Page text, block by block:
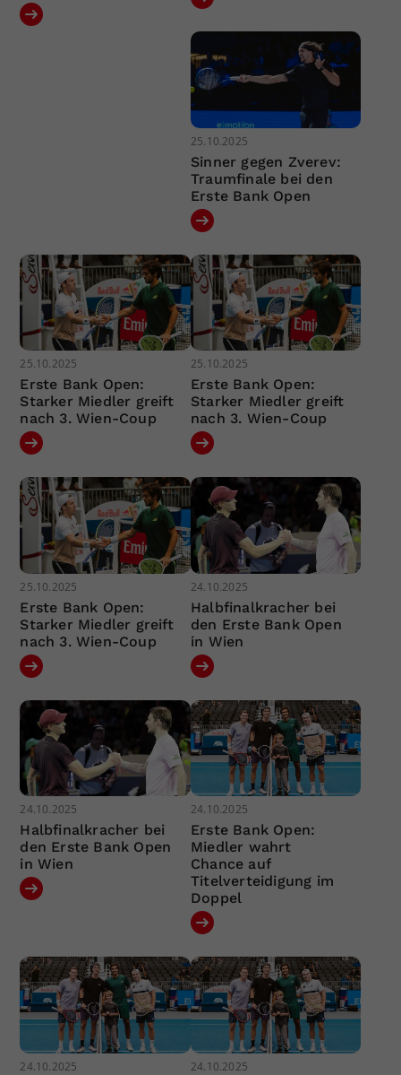
25.10.2025
Sinner gegen Zverev:
Traumfinale bei den
Erste Bank Open
25.10.2025
Erste Bank Open:
Starker Miedler greift
nach 3. Wien-Coup
25.10.2025
Erste Bank Open:
Starker Miedler greift
nach 3. Wien-Coup
25.10.2025
Erste Bank Open:
Starker Miedler greift
nach 3. Wien-Coup
24.10.2025
Halbfinalkracher bei
den Erste Bank Open
in Wien
24.10.2025
Halbfinalkracher bei
den Erste Bank Open
in Wien
24.10.2025
Erste Bank Open:
Miedler wahrt
Chance auf
Titelverteidigung im
Doppel
24.10.2025 24.10.2025